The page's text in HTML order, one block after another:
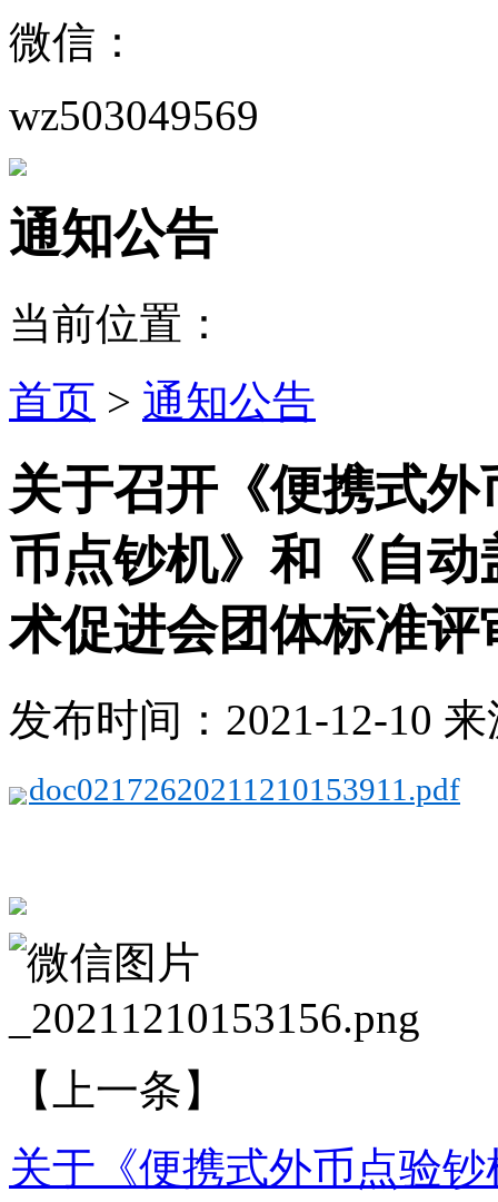
微信：
wz503049569
通知公告
当前位置：
首页 > 通知公告
关于召开《便携式
币点钞机》和《自
术促进会团体标准评
发布时间：2021-12-10
doc02172620211210153911.pdf
【上一条】
关于《便携式外币点验